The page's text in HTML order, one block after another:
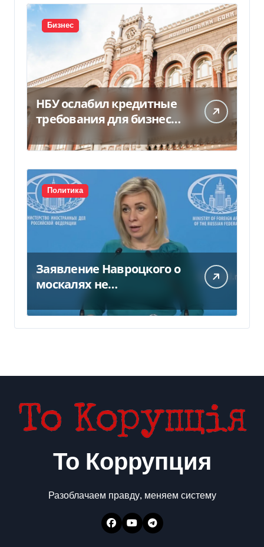
Бизнес
НБУ ослабил кредитные
требования для бизнеса
и аграриев из-за атак РФ
Политика
Заявление Навроцкого о
москалях не
То Коррупция
Разоблачаем правду, меняем систему